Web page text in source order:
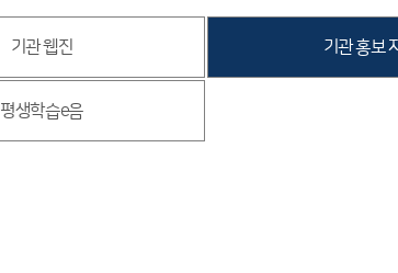
기관 웹진 기관 홍보
평생학습e음